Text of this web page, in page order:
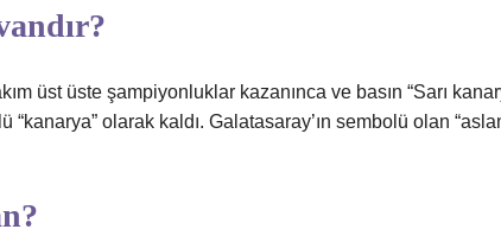
üst üste şampiyonluklar kazanınca ve basın “Sarı
“kanarya” olarak kaldı. Galatasaray’ın sembolü olan